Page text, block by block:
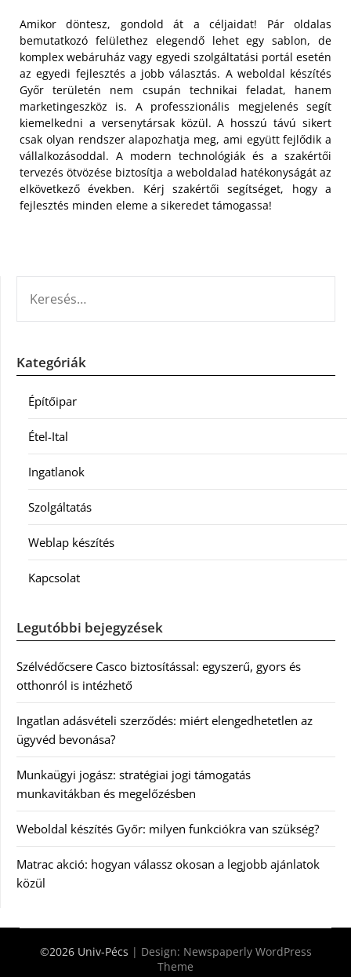
Amikor döntesz, gondold át a céljaidat! Pár oldalas
bemutatkozó felülethez elegendő lehet egy sablon, de
komplex webáruház vagy egyedi szolgáltatási portál esetén
az egyedi fejlesztés a jobb választás. A weboldal készítés
Győr területén nem csupán technikai feladat, hanem
marketingeszköz is. A professzionális megjelenés segít
kiemelkedni a versenytársak közül. A hosszú távú sikert
csak olyan rendszer alapozhatja meg, ami együtt fejlődik a
vállalkozásoddal. A modern technológiák és a szakértői
tervezés ötvözése biztosítja a weboldalad hatékonyságát az
elkövetkező években. Kérj szakértői segítséget, hogy a
fejlesztés minden eleme a sikeredet támogassa!
Kategóriák
Építőipar
Étel-Ital
Ingatlanok
Szolgáltatás
Weblap készítés
Kapcsolat
Legutóbbi bejegyzések
Szélvédőcsere Casco biztosítással: egyszerű, gyors és
otthonról is intézhető
Ingatlan adásvételi szerződés: miért elengedhetetlen az
ügyvéd bevonása?
Munkaügyi jogász: stratégiai jogi támogatás
munkavitákban és megelőzésben
Weboldal készítés Győr: milyen funkciókra van szükség?
Matrac akció: hogyan válassz okosan a legjobb ajánlatok
közül
©2026 Univ-Pécs | Design: Newspaperly WordPress
Theme